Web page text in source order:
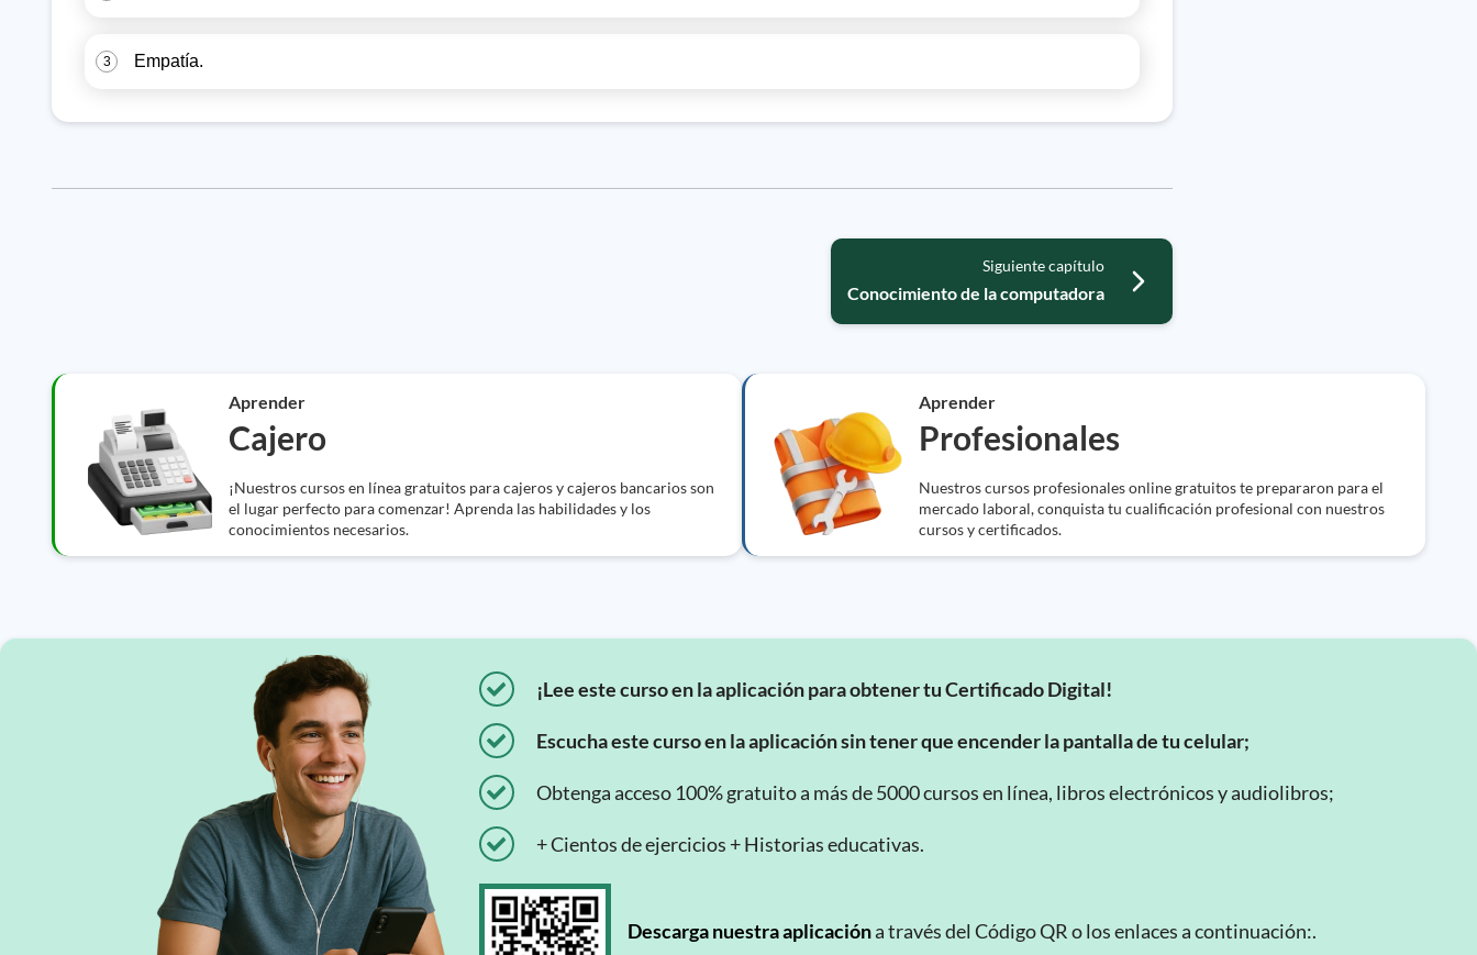
3 Empatía.
Siguiente capítulo
Conocimiento de la computadora
Aprender
Cajero
¡Nuestros cursos en línea gratuitos para cajeros y cajeros bancarios son
el lugar perfecto para comenzar! Aprenda las habilidades y los
conocimientos necesarios.
Aprender
Profesionales
Nuestros cursos profesionales online gratuitos te prepararon para el
mercado laboral, conquista tu cualificación profesional con nuestros
cursos y certificados.
¡Lee este curso en la aplicación para obtener tu Certificado Digital!
Escucha este curso en la aplicación sin tener que encender la pantalla de tu celular;
Obtenga acceso 100% gratuito a más de 5000 cursos en línea, libros electrónicos y audiolibros;
+ Cientos de ejercicios + Historias educativas.
Descarga nuestra aplicacióna través del Código QR o los enlaces a continuación:.